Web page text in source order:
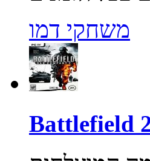
משחקי דמו